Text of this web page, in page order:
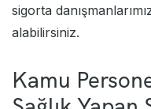
sigorta
alabilirsiniz.
Kamu